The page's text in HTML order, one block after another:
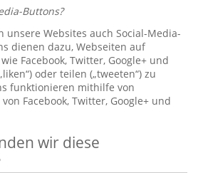
Buttons?
unsere Websites auch Social-Media-
dienen dazu, Webseiten auf
Facebook, Twitter, Google+ und
oder teilen („tweeten“) zu
funktionieren mithilfe von
Facebook, Twitter, Google+ und
wir diese